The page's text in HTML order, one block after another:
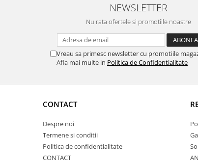
NEWSLETTER
Nu rata ofertele si promotiile noastre
Vreau sa primesc newsletter cu promotiile
Afla mai multe in Politica de Confidentialitate
CONTACT
Despre noi
Termene si conditii
Politica de confidentialitate
CONTACT